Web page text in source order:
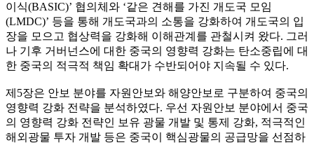
이식(BASIC)’ 협의체와 ‘같은 견해를 가진 개도국 모임
(LMDC)’ 등을 통해 개도국과의 소통을 강화하여 개도국의 입
장을 모으고 협상력을 강화해 이해관계를 관철시켜 왔다. 그러
나 기후 거버넌스에 대한 중국의 영향력 강화는 탄소중립에 대
한 중국의 적극적 책임 확대가 수반되어야 지속될 수 있다.
제5장은 안보 분야를 자원안보와 해양안보로 구분하여 중국의
영향력 강화 전략을 분석하였다. 우선 자원안보 분야에서 중국
의 영향력 강화 전략인 보유 광물 개발 및 통제 강화, 적극적인
해외광물 투자 개발 등은 중국이 핵심광물의 공급망을 선점하